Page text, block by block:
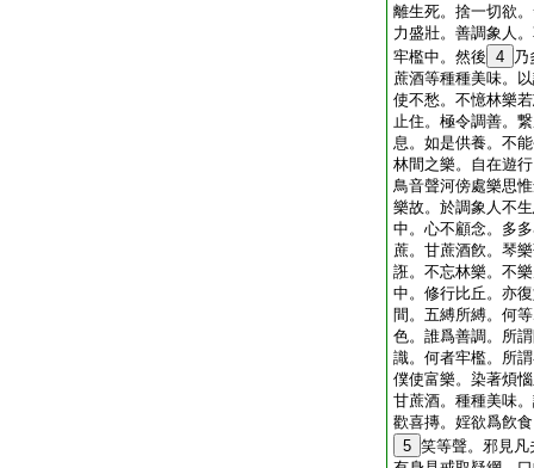
離生死。捨一切欲
力盛壯。善調象人
牢檻中。然後 4
蔗酒等種種美味。
使不愁。不憶林樂
止住。極令調善。
息。如是供養。不
林間之樂。自在遊
鳥音聲河傍處樂思
樂故。於調象人不
中。心不顧念。多
蔗。甘蔗酒飮。琴
誑。不忘林樂。不
中。修行比丘。亦
間。五縛所縛。何
色。誰爲善調。所
識。何者牢檻。所
僕使富樂。染著煩
甘蔗酒。種種美味
歡喜摶。婬欲爲飮
5 笑等聲。邪見